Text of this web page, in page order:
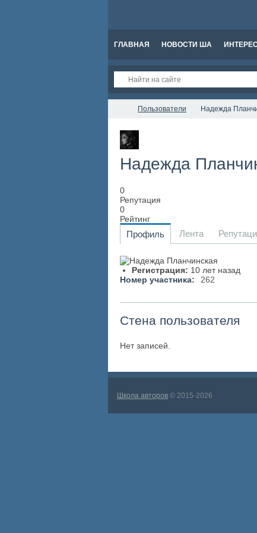
ГЛАВНАЯ НОВОСТИ ША
Пользователи Надежда
Надежда
0
Репутация
0
Рейтинг
Профиль Лента
Регистрация: 10 лет назад
Номер участника:
262
Стена пользователя
Нет записей.
Школа авторов © 2015-2026